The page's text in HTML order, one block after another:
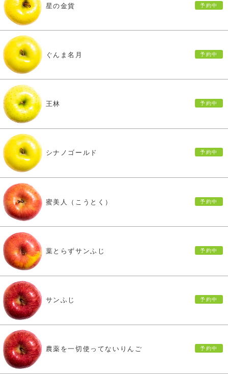
星の金貨
ぐんま名月
王林
シナノゴールド
蜜美人（こうとく）
葉とらずサンふじ
サンふじ
農薬を一切使ってないりんご